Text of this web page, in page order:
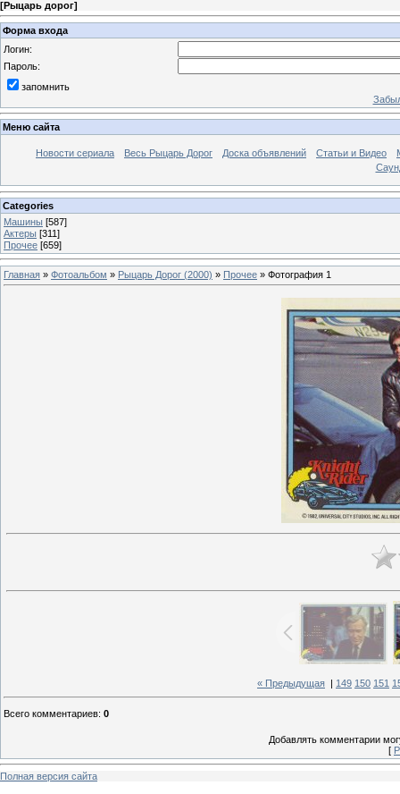
[Рыцарь дорог]
Форма входа
Логин:
Пароль:
запомнить
Меню сайта
Новости сериала Весь Рыцарь Дорог Доска объявлений Статьи и Видео
Categories
Машины [587]
Актеры [311]
Прочее [659]
Главная » Фотоальбом » Рыцарь Дорог (2000) » Прочее » Фотография 1
« Предыдущая 149 150 151
Всего комментариев: 0
Добавлять комментарии
[
Полная версия сайта